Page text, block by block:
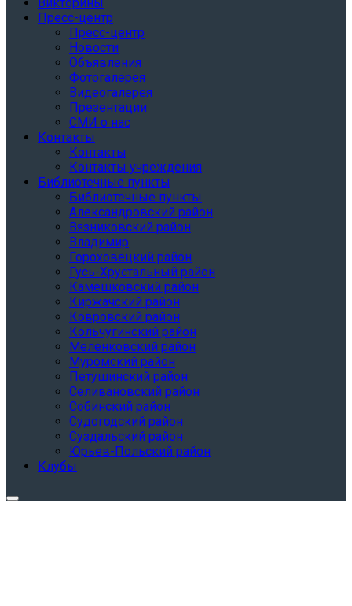
Викторины
Пресс-центр
Пресс-центр
Новости
Объявления
Фотогалерея
Видеогалерея
Презентации
СМИ о нас
Контакты
Контакты
Контакты учреждения
Библиотечные пункты
Библиотечные пункты
Александровский район
Вязниковский район
Владимир
Гороховецкий район
Гусь-Хрустальный район
Камешковский район
Киржачский район
Ковровский район
Кольчугинский район
Меленковский район
Муромский район
Петушинский район
Селивановский район
Собинский район
Судогодский район
Суздальский район
Юрьев-Польский район
Клубы